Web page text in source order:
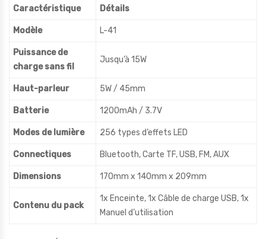
Caractéristique Détails
Modèle L-41
Puissance de
charge sans fil
Jusqu’à 15W
Haut-parleur 5W / 45mm
Batterie 1200mAh / 3.7V
Modes de lumière 256 types d’effets LED
Connectiques Bluetooth, Carte TF, USB, FM, AUX
Dimensions 170mm x 140mm x 209mm
Contenu du pack
1x Enceinte, 1x Câble de charge USB, 1x
Manuel d’utilisation